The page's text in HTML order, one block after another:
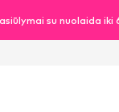
su nuolaida iki